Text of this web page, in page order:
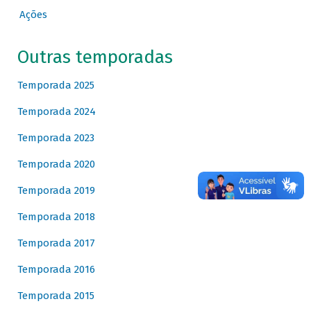
Ações
Outras temporadas
Temporada 2025
Temporada 2024
Temporada 2023
Temporada 2020
Temporada 2019
Temporada 2018
Temporada 2017
Temporada 2016
Temporada 2015